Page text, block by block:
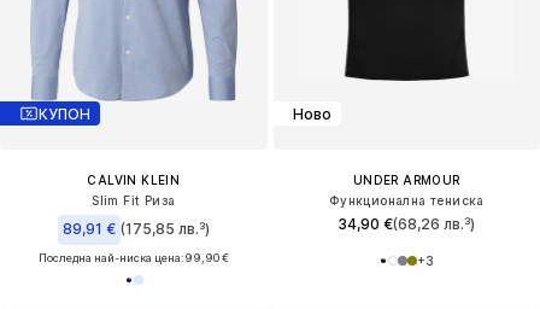
КУПОН
CALVIN KLEIN
Slim Fit Риза
89,91 € (175,85 лв.³)
Последна най-ниска цена:99,90 €
Ново
UNDER ARMOUR
Функционална тениска
34,90 €(68,26 лв.³)
+3